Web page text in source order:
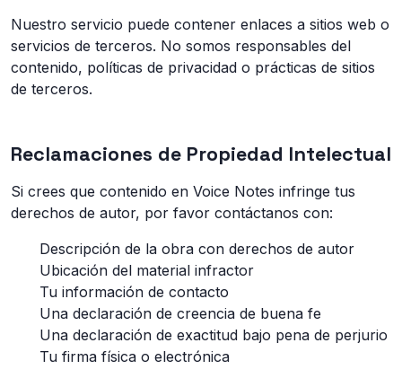
Nuestro servicio puede contener enlaces a sitios web o
servicios de terceros. No somos responsables del
contenido, políticas de privacidad o prácticas de sitios
de terceros.
Reclamaciones de Propiedad Intelectual
Si crees que contenido en Voice Notes infringe tus
derechos de autor, por favor contáctanos con:
Descripción de la obra con derechos de autor
Ubicación del material infractor
Tu información de contacto
Una declaración de creencia de buena fe
Una declaración de exactitud bajo pena de perjurio
Tu firma física o electrónica